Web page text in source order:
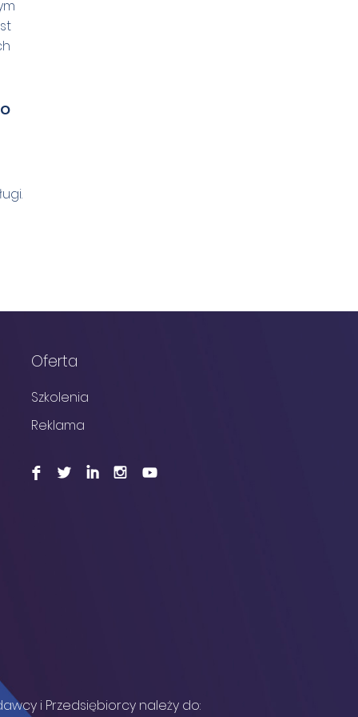
Oferta
Szkolenia
Reklama
F L I I
i Przedsiębiorcy należy do: